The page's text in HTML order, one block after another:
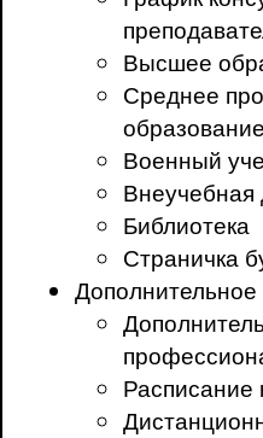
Высшее
Среднее
образование
Военный
Внеучебная
Библиотека
Страничка
Расписание